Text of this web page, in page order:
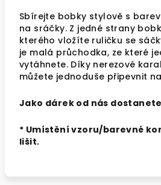
Sbírejte bobky stylově s
na sráčky. Z jedné strany
kterého vložíte ruličku se
je malá průchodka, ze které
vytáhnete. Díky nerezové
můžete jednoduše připevnit
Jako dárek od nás
* Umístění vzoru/barevné
lišit.